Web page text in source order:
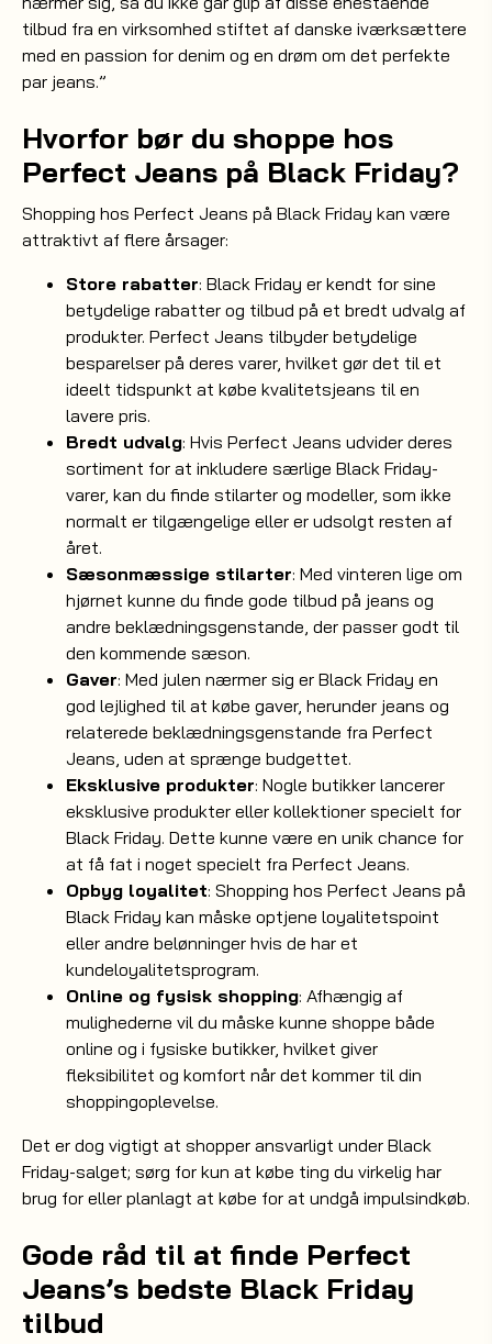
tilbud fra en virksomhed stiftet af danske iværksættere
med en passion for denim og en drøm om det perfekte
par jeans.”
Hvorfor bør du shoppe hos
Perfect Jeans på Black Friday?
Shopping hos Perfect Jeans på Black Friday kan være
attraktivt af flere årsager:
Store rabatter: Black Friday er kendt for sine
betydelige rabatter og tilbud på et bredt udvalg af
produkter. Perfect Jeans tilbyder betydelige
besparelser på deres varer, hvilket gør det til et
ideelt tidspunkt at købe kvalitetsjeans til en
lavere pris.
Bredt udvalg: Hvis Perfect Jeans udvider deres
sortiment for at inkludere særlige Black Friday-
varer, kan du finde stilarter og modeller, som ikke
normalt er tilgængelige eller er udsolgt resten af
året.
Sæsonmæssige stilarter: Med vinteren lige om
hjørnet kunne du finde gode tilbud på jeans og
andre beklædningsgenstande, der passer godt til
den kommende sæson.
Gaver: Med julen nærmer sig er Black Friday en
god lejlighed til at købe gaver, herunder jeans og
relaterede beklædningsgenstande fra Perfect
Jeans, uden at sprænge budgettet.
Eksklusive produkter: Nogle butikker lancerer
eksklusive produkter eller kollektioner specielt for
Black Friday. Dette kunne være en unik chance for
at få fat i noget specielt fra Perfect Jeans.
Opbyg loyalitet: Shopping hos Perfect Jeans på
Black Friday kan måske optjene loyalitetspoint
eller andre belønninger hvis de har et
kundeloyalitetsprogram.
Online og fysisk shopping: Afhængig af
mulighederne vil du måske kunne shoppe både
online og i fysiske butikker, hvilket giver
fleksibilitet og komfort når det kommer til din
shoppingoplevelse.
Det er dog vigtigt at shopper ansvarligt under Black
Friday-salget; sørg for kun at købe ting du virkelig har
brug for eller planlagt at købe for at undgå impulsindkøb.
Gode råd til at finde Perfect
Jeans’s bedste Black Friday
tilbud